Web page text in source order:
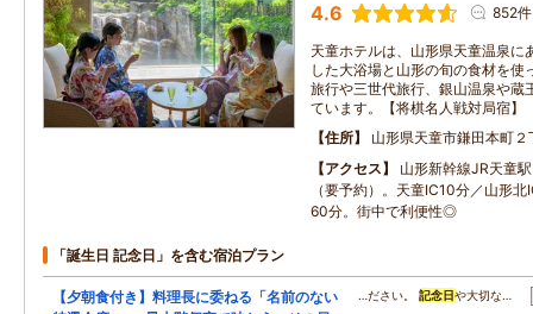
4.6 852件
天童ホテルは、山形県天童温泉に
した大浴場と山形の旬の食材を使
旅行や三世代旅行、銀山温泉や蔵
ています。【将棋名人戦対局宿】
住所
山形県天童市鎌田本町
アクセス
山形新幹線JR天童
（要予約）。天童IC10分／山形
60分。街中で利便性◎
「誕生日 記念日」を含む宿泊プラン
【夕朝食付き】料理長に委ねる「名前のない
…ださい。記念日や大切な…